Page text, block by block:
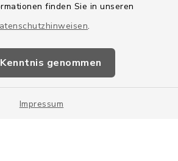
finden Sie in unseren
.
genommen
Impressum
Barrierefreiheit
Impressum
Sitemap